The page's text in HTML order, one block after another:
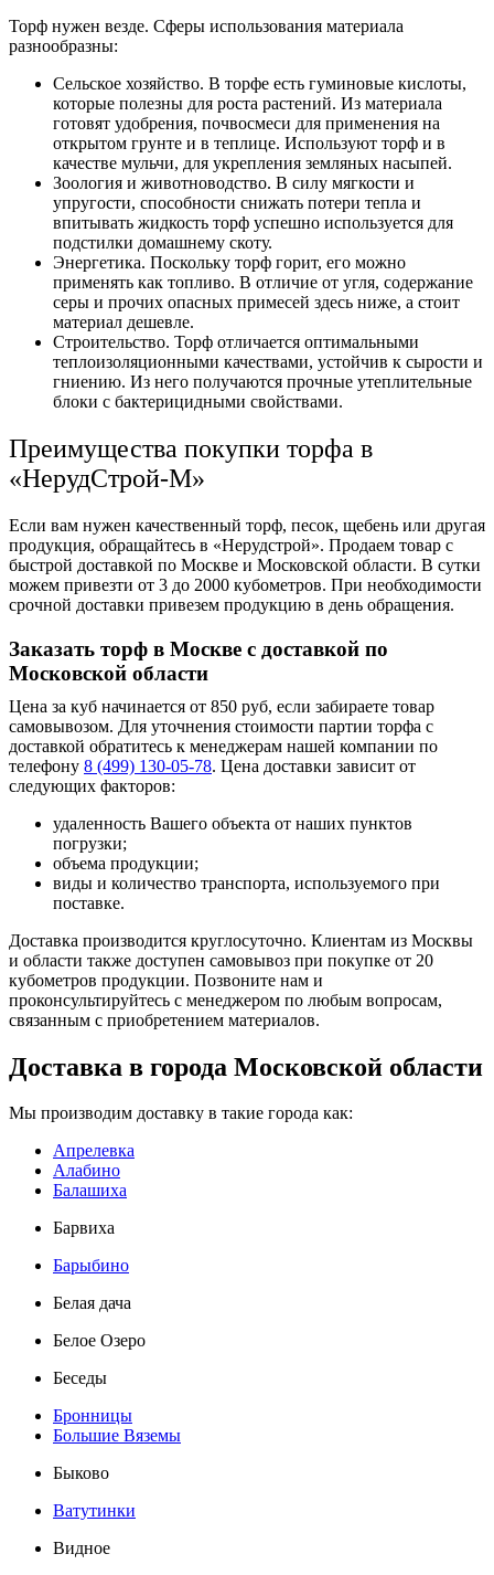
Торф нужен везде. Сферы использования материала
разнообразны:
Сельское хозяйство. В торфе есть гуминовые кислоты,
которые полезны для роста растений. Из материала
готовят удобрения, почвосмеси для применения на
открытом грунте и в теплице. Используют торф и в
качестве мульчи, для укрепления земляных насыпей.
Зоология и животноводство. В силу мягкости и
упругости, способности снижать потери тепла и
впитывать жидкость торф успешно используется для
подстилки домашнему скоту.
Энергетика. Поскольку торф горит, его можно
применять как топливо. В отличие от угля, содержание
серы и прочих опасных примесей здесь ниже, а стоит
материал дешевле.
Строительство. Торф отличается оптимальными
теплоизоляционными качествами, устойчив к сырости и
гниению. Из него получаются прочные утеплительные
блоки с бактерицидными свойствами.
Преимущества покупки торфа в
«НерудСтрой-М»
Если вам нужен качественный торф, песок, щебень или другая
продукция, обращайтесь в «Нерудстрой». Продаем товар с
быстрой доставкой по Москве и Московской области. В сутки
можем привезти от 3 до 2000 кубометров. При необходимости
срочной доставки привезем продукцию в день обращения.
Заказать торф в Москве с доставкой по
Московской области
Цена за куб начинается от 850 руб, если забираете товар
самовывозом. Для уточнения стоимости партии торфа с
доставкой обратитесь к менеджерам нашей компании по
телефону 8 (499) 130-05-78. Цена доставки зависит от
следующих факторов:
удаленность Вашего объекта от наших пунктов
погрузки;
объема продукции;
виды и количество транспорта, используемого при
поставке.
Доставка производится круглосуточно. Клиентам из Москвы
и области также доступен самовывоз при покупке от 20
кубометров продукции. Позвоните нам и
проконсультируйтесь с менеджером по любым вопросам,
связанным с приобретением материалов.
Доставка в города Московской области
Мы производим доставку в такие города как:
Апрелевка
Алабино
Балашиха
Барвиха
Барыбино
Белая дача
Белое Озеро
Беседы
Бронницы
Большие Вяземы
Быково
Ватутинки
Видное